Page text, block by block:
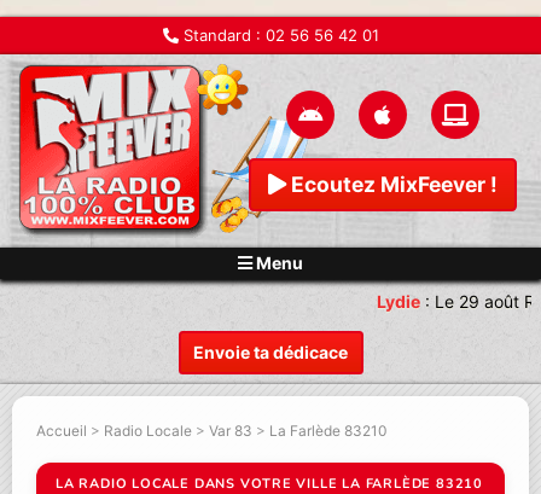
Standard : 02 56 56 42 01
Ecoutez MixFeever !
Menu
Envoie ta dédicace
Lydie:Le 29 août
Accueil > Radio Locale > Var 83 > La Farlède 83210
LA RADIO LOCALE DANS VOTRE VILLE LA FARLÈDE 83210